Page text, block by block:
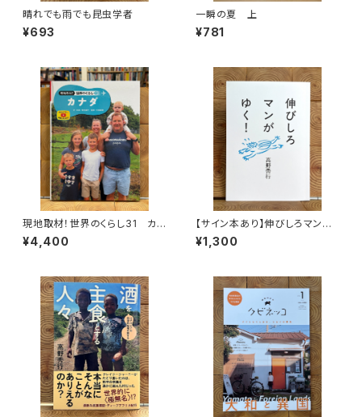
晴れでも雨でも昆虫学者
¥693
一瞬の夏 上
¥781
現地取材！世界のくらし31 カナ
ダ
¥4,400
【サイン本あり】伸びしろマンが
ゆく！
¥1,300